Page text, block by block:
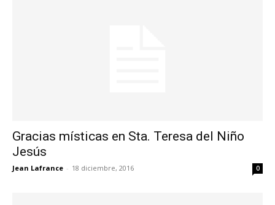
Gracias místicas en Sta. Teresa del Niño
Jesús
Jean Lafrance - 18 diciembre, 2016 0